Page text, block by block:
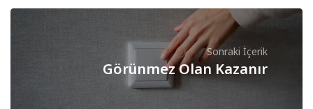
Sonraki İçerik
Görünmez Olan Kazanır